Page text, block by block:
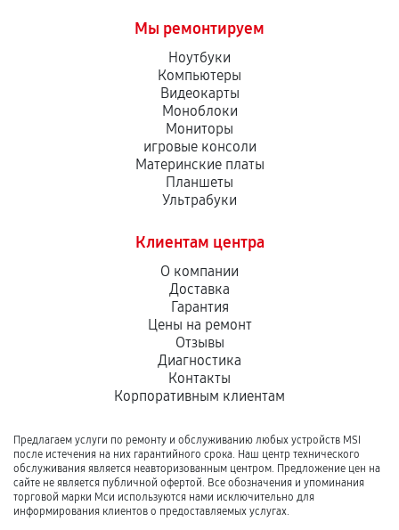
Мы ремонтируем
Ноутбуки
Компьютеры
Видеокарты
Моноблоки
Мониторы
игровые консоли
Материнские платы
Планшеты
Ультрабуки
Клиентам центра
О компании
Доставка
Гарантия
Цены на ремонт
Отзывы
Диагностика
Контакты
Корпоративным клиентам
Предлагаем услуги по ремонту и обслуживанию любых устройств MSI
после истечения на них гарантийного срока. Наш центр технического
обслуживания является неавторизованным центром. Предложение цен на
сайте не является публичной офертой. Все обозначения и упоминания
торговой марки Мси используются нами исключительно для
информирования клиентов о предоставляемых услугах.